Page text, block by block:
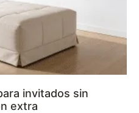
invitados sin
extra